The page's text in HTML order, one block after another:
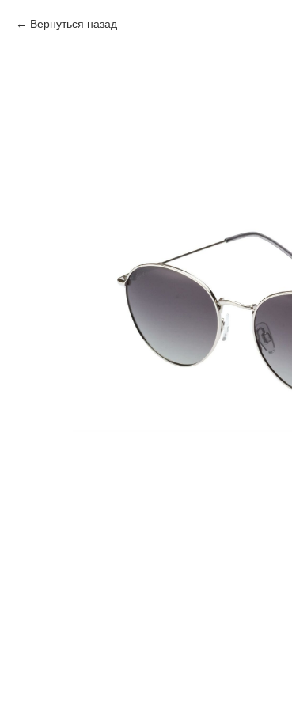
Вернуться назад